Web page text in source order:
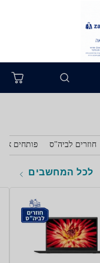
חוזרים לביה"ס פותחים את
לכל המחשבים